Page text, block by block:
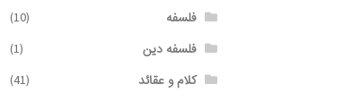
فلسفه (10)
فلسفه دین (1)
کلام و عقائد (41)